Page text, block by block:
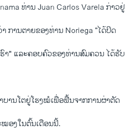
ທ່ານ Juan Carlos Varela ກ່າວ​ຢູ່​
ການ​ຕາຍ​ຂອງ​ທ່ານ Noriega “ໄດ້ປິດ
າ" ​ແລະ​ຄອບຄົວ​ຂອງ​ທ່ານສົ​ມຄວນ ໄດ້​ຮັບ​
ບານໂຕຢູ່​ໂຮ​ງໝໍ​ເພື່ອ​ຟື້ນ​ຈາກ​ການຜ່າຕັດ​
ອງ​ໃນ​ຕົ້ນ​ເດືອນ​ນີ້.